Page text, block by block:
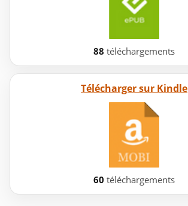
88 téléchargements
Télécharger sur Kindle
60 téléchargements